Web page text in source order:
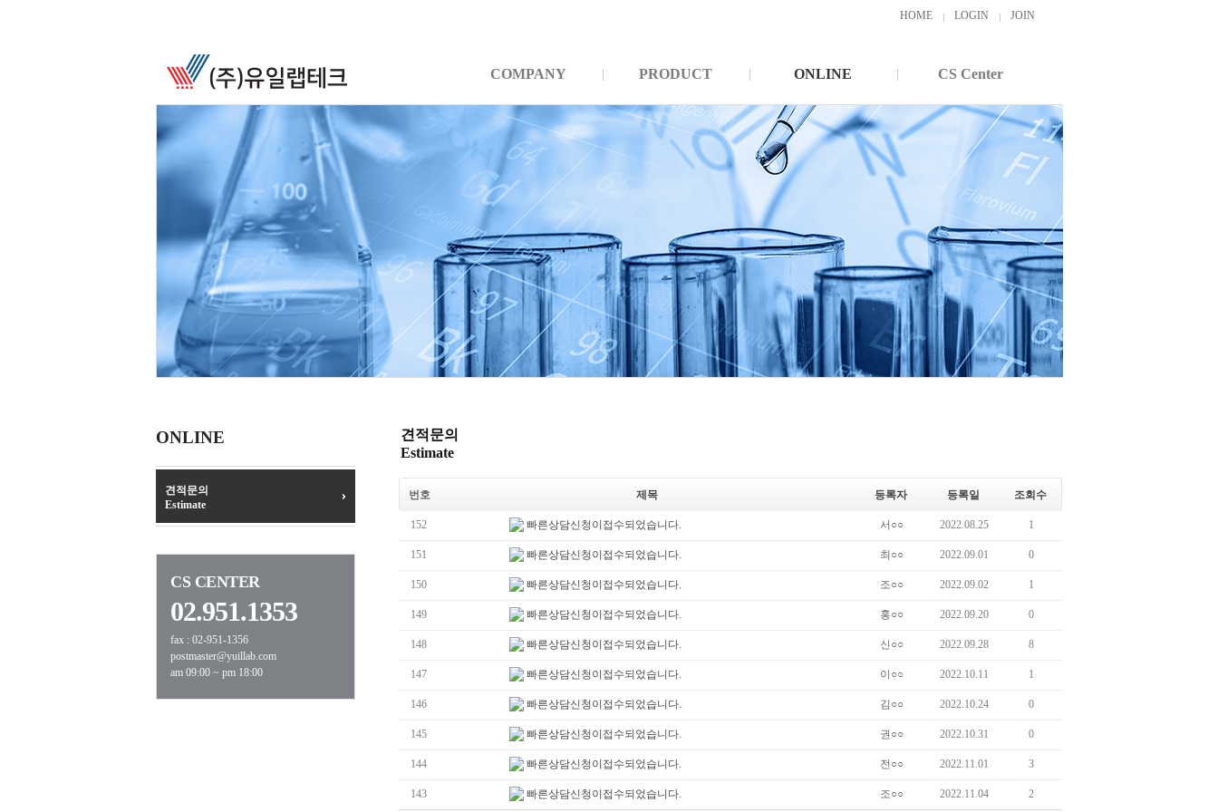
HOME LOGIN JOIN
COMPANY PRODUCT ONLINE CS Center
ONLINE
견적문의
Estimate
CS CENTER
02.951.1353
fax : 02-951-1356
postmaster@yuillab.com
am 09:00 ~ pm 18:00
견적문의
Estimate
번호 제목 등록자 등록일 조회수
152 빠른상담신청이접수되었습니다. 서○○ 2022.08.25 1
151 빠른상담신청이접수되었습니다. 최○○ 2022.09.01 0
150 빠른상담신청이접수되었습니다. 조○○ 2022.09.02 1
149 빠른상담신청이접수되었습니다. 홍○○ 2022.09.20 0
148 빠른상담신청이접수되었습니다. 신○○ 2022.09.28 8
147 빠른상담신청이접수되었습니다. 이○○ 2022.10.11 1
146 빠른상담신청이접수되었습니다. 김○○ 2022.10.24 0
145 빠른상담신청이접수되었습니다. 권○○ 2022.10.31 0
144 빠른상담신청이접수되었습니다. 전○○ 2022.11.01 3
143 빠른상담신청이접수되었습니다. 조○○ 2022.11.04 2